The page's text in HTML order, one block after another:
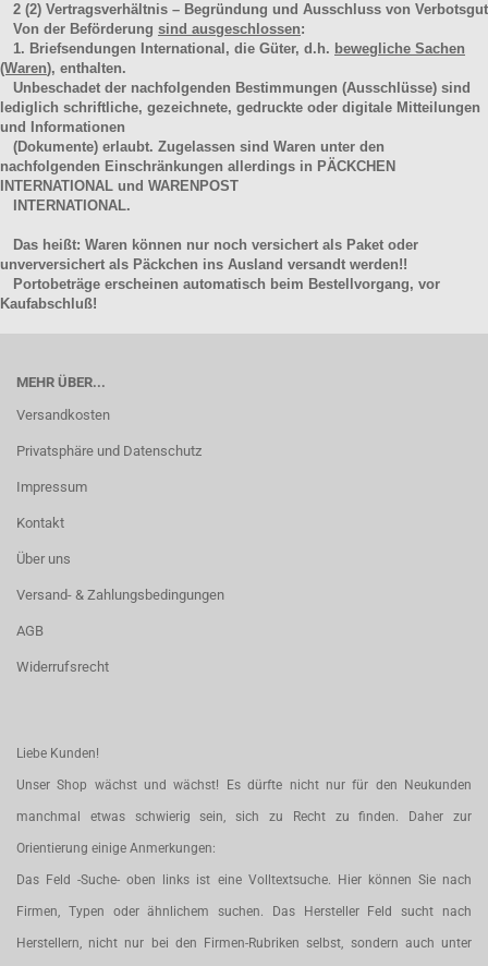
2 (2) Vertragsverhältnis – Begründung und Ausschluss von Verbotsgut
Von der Beförderung sind ausgeschlossen:
1. Briefsendungen International, die Güter, d.h. bewegliche Sachen
(Waren), enthalten.
Unbeschadet der nachfolgenden Bestimmungen (Ausschlüsse) sind
lediglich schriftliche, gezeichnete, gedruckte oder digitale Mitteilungen
und Informationen
(Dokumente) erlaubt. Zugelassen sind Waren unter den
nachfolgenden Einschränkungen allerdings in PÄCKCHEN
INTERNATIONAL und WARENPOST
INTERNATIONAL.
Das heißt: Waren können nur noch versichert als Paket oder
unverversichert als Päckchen ins Ausland versandt werden!!
Portobeträge erscheinen automatisch beim Bestellvorgang, vor
Kaufabschluß!
MEHR ÜBER...
Versandkosten
Privatsphäre und Datenschutz
Impressum
Kontakt
Über uns
Versand- & Zahlungsbedingungen
AGB
Widerrufsrecht
Liebe Kunden!
Unser Shop wächst und wächst! Es dürfte nicht nur für den Neukunden
manchmal etwas schwierig sein, sich zu Recht zu finden. Daher zur
Orientierung einige Anmerkungen:
Das Feld -Suche- oben links ist eine Volltextsuche. Hier können Sie nach
Firmen, Typen oder ähnlichem suchen. Das Hersteller Feld sucht nach
Herstellern, nicht nur bei den Firmen-Rubriken selbst, sondern auch unter